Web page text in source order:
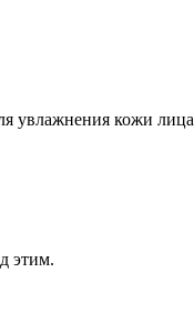
увлажнения кожи лица
этим.